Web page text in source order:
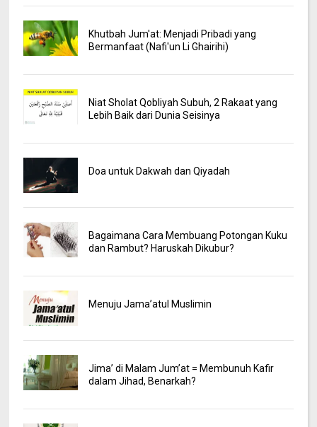
Khutbah Jum'at: Menjadi Pribadi yang
Bermanfaat (Nafi'un Li Ghairihi)
Niat Sholat Qobliyah Subuh, 2 Rakaat yang
Lebih Baik dari Dunia Seisinya
Doa untuk Dakwah dan Qiyadah
Bagaimana Cara Membuang Potongan Kuku
dan Rambut? Haruskah Dikubur?
Menuju Jama’atul Muslimin
Jima’ di Malam Jum’at = Membunuh Kafir
dalam Jihad, Benarkah?